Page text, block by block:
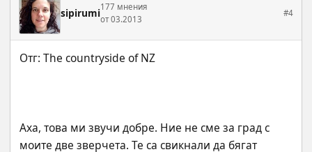
sipirumi177 мнения
от 03.2013
#4
Аха, това ми звучи добре. Ние не сме за град с
моите две зверчета. Те са свикнали да бягат